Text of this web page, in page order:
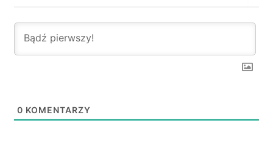
0 KOMENTARZY